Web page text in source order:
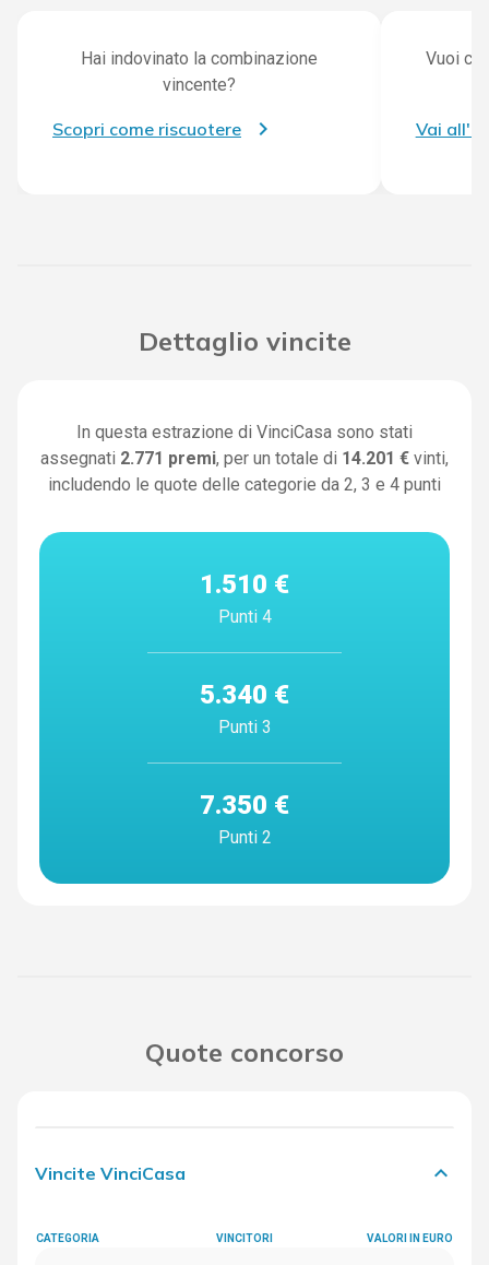
Hai indovinato la combinazione
vincente?
Scopri come riscuotere
Vuoi
Vai
Dettaglio vincite
In questa estrazione di VinciCasa sono stati
assegnati 2.771 premi, per un totale di 14.201 € vinti,
includendo le quote delle categorie da 2, 3 e 4 punti
1.510 €
Punti 4
5.340 €
Punti 3
7.350 €
Punti 2
Quote concorso
Vincite VinciCasa keyboard_arrow_down
CATEGORIA VINCITORI VALORI IN EURO